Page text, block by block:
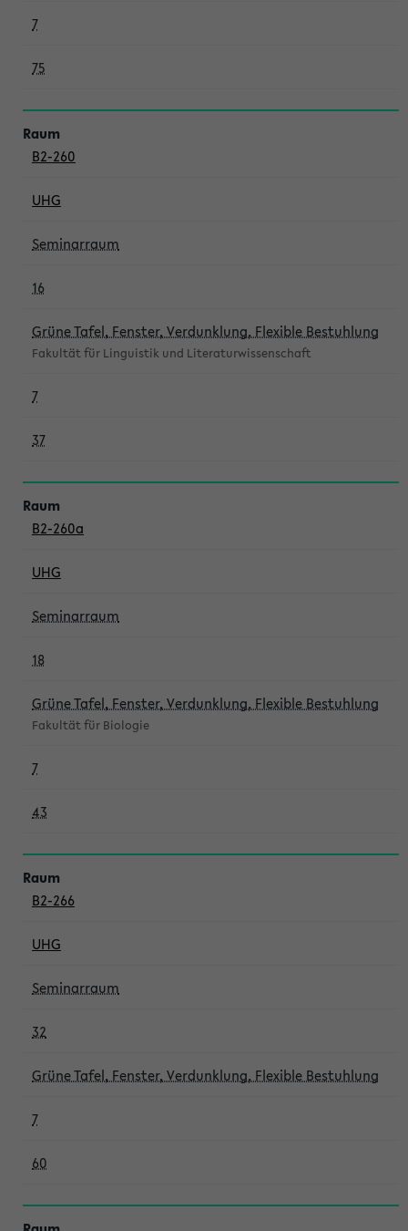
7
75
B2-260
UHG
Seminarraum
16
Grüne Tafel, Fenster, Verdunklung, Flexible Bestuhlung
Fakultät für Linguistik und Literaturwissenschaft
7
37
B2-260a
UHG
Seminarraum
18
Grüne Tafel, Fenster, Verdunklung, Flexible Bestuhlung
Fakultät für Biologie
7
43
B2-266
UHG
Seminarraum
32
Grüne Tafel, Fenster, Verdunklung, Flexible Bestuhlung
7
60